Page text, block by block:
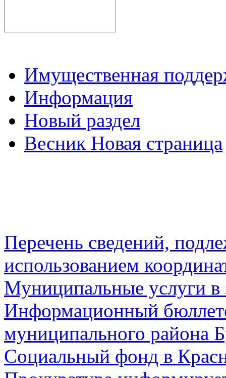
Имущественная
Информация
Новый раздел
Весник Новая страница
Перечень сведений,
использованием
Муниципальные услуги в
Информационный
муниципального района
Социальный фонд в